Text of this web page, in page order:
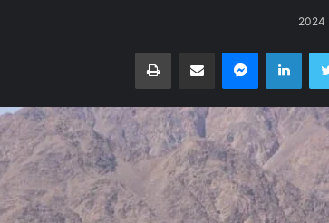
تويتر لينكدإن ماسنجر مشاركة عبر البريد طباعة